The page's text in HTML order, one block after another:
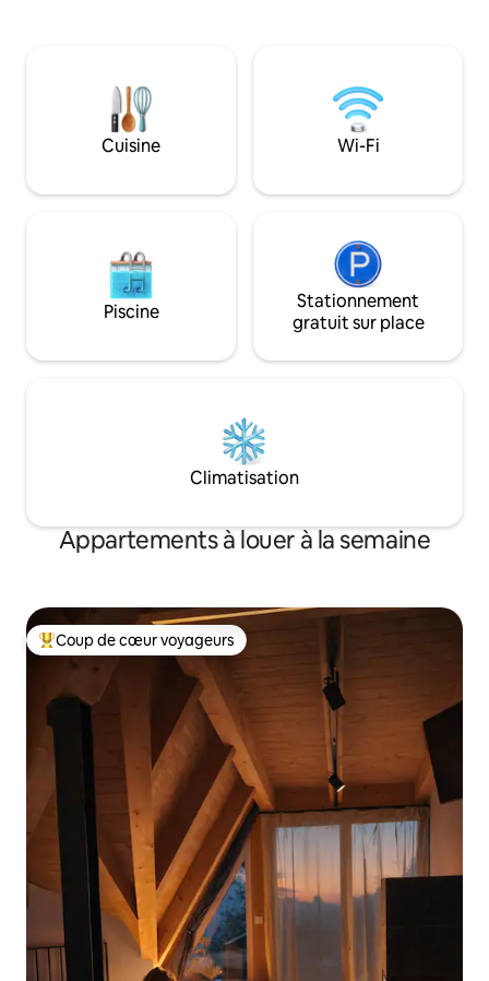
principales attractions de Florence Il
comprend une chambre et un grand
salon avec cuisine, pour une superficie
totale de 540 pieds carrés.
pas des lieux
artistique tels
Sociale, la
Giulia, le Duomo.
Cuisine Wi-Fi
Piscine
Stationnement
gratuit sur place
Climatisation
Appartements à louer à la semaine
Coup de cœur voyageurs parmi les plus aimés
Coup de cœur voyageurs